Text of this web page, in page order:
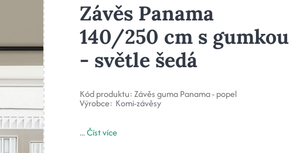
Závěs Panama
140/250 cm s gumkou
- světle šedá
Kód produktu:Závěs guma Panama - popel
Výrobce: Komi-závěsy
...Číst více